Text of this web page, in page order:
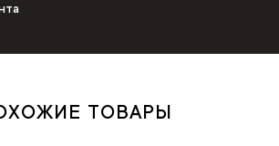
ТОВАРЫ